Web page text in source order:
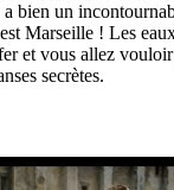
a bien un
Marseille ! Les
et vous allez vouloir
secrètes.